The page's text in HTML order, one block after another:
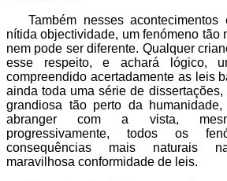
Também nesses
nítida objectividade, um fenómeno tão
nem pode ser diferente. Qualquer
esse respeito, e achará lógico,
compreendido acertadamente as leis
ainda toda uma série de
grandiosa tão perto da
abranger com a vista,
progressivamente, todos os
consequências mais naturais
maravilhosa conformidade de leis.